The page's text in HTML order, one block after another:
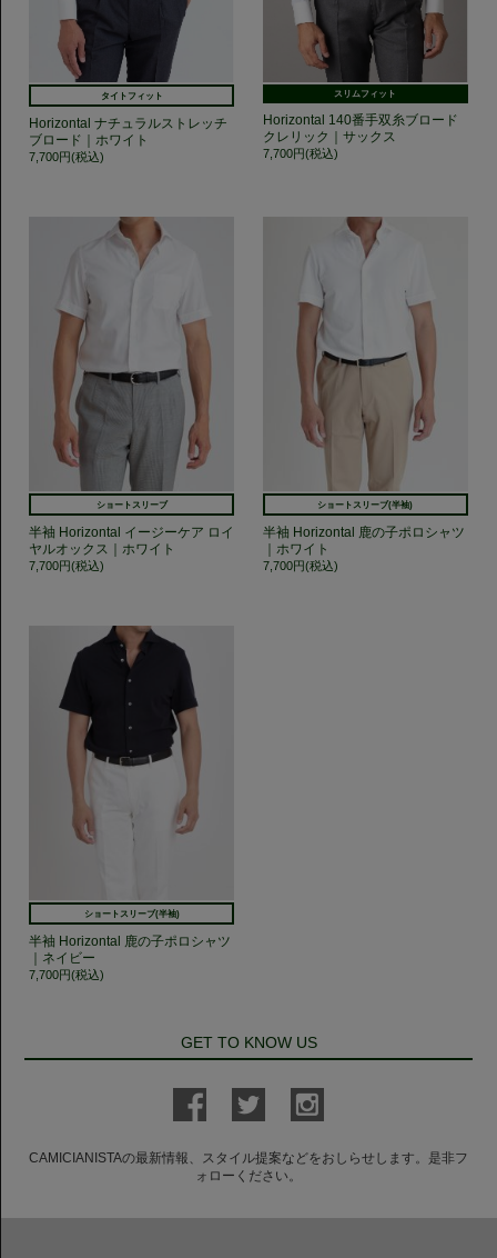
タイトフィット
Horizontal ナチュラルストレッチ
ブロード｜ホワイト
7,700円(税込)
スリムフィット
Horizontal 140番手双糸ブロード
クレリック｜サックス
7,700円(税込)
ショートスリーブ
半袖 Horizontal イージーケア ロイ
ヤルオックス｜ホワイト
7,700円(税込)
ショートスリーブ(半袖)
半袖 Horizontal 鹿の子ポロシャツ
｜ホワイト
7,700円(税込)
ショートスリーブ(半袖)
半袖 Horizontal 鹿の子ポロシャツ
｜ネイビー
7,700円(税込)
GET TO KNOW US
CAMICIANISTAの最新情報、スタイル提案などをおしらせします。是非フ
ォローください。